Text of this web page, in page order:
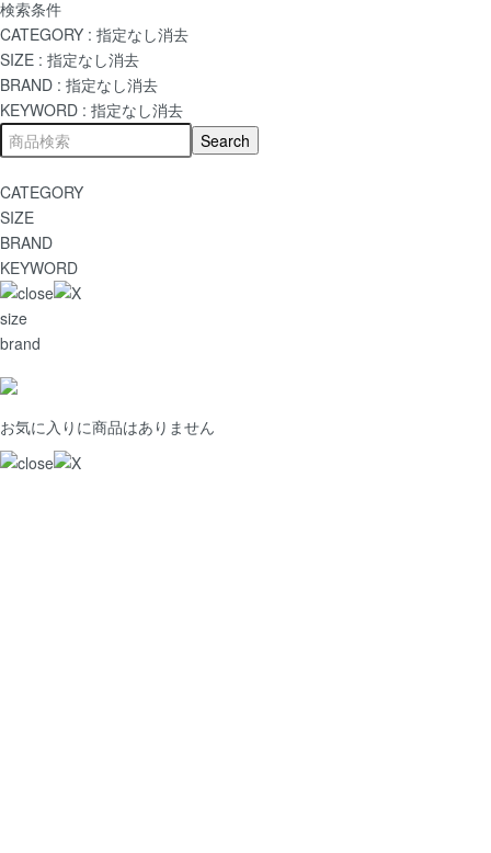
検索条件
CATEGORY : 指定なし消去
SIZE : 指定なし消去
BRAND : 指定なし消去
KEYWORD : 指定なし消去
CATEGORY
SIZE
BRAND
KEYWORD
size
brand
お気に入りに商品はありません